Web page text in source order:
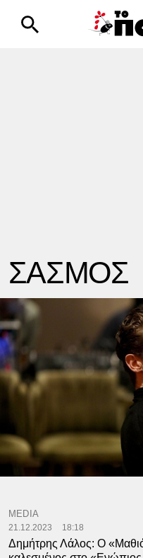
ΣΑΣΜΟΣ
MEDIA
21.12.2023 18:18
Δημήτρης Λάλος: Ο